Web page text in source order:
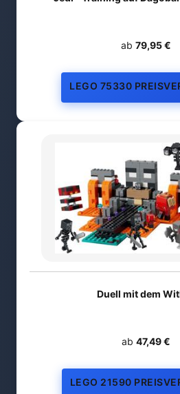
ab 79,95 €
LEGO 75330
Duell mit dem
ab 47,49 €
LEGO 21590